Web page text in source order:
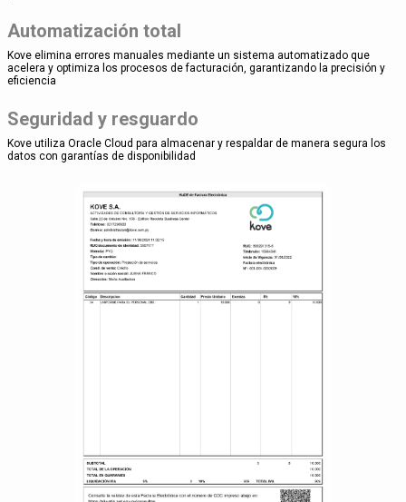
Automatización total
Kove elimina errores manuales mediante un sistema automatizado que
acelera y optimiza los procesos de facturación, garantizando la precisión y
eficiencia
Seguridad y resguardo
Kove utiliza Oracle Cloud para almacenar y respaldar de manera segura los
datos con garantías de disponibilidad